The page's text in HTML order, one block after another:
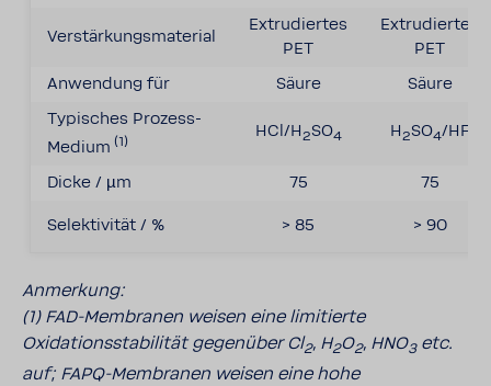
Verstärkungsmaterial
Extrudiertes
PET
Extrudiertes
PET
Anwendung für
Säure
Säure
Typisches Prozess-
Medium (1)
HCl/H2SO4 H2SO4/HF
Dicke / µm 75 75
Selektivität / % > 85 > 90
Anmerkung:
(1) FAD-Membranen weisen eine limitierte
Oxidationsstabilität gegenüber Cl2, H2O2, HNO3etc.
auf; FAPQ-Membranen weisen eine hohe